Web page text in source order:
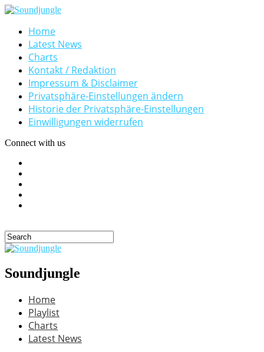
Home
Latest News
Charts
Kontakt / Redaktion
Impressum & Disclaimer
Privatsphäre-Einstellungen ändern
Historie der Privatsphäre-Einstellungen
Einwilligungen widerrufen
Connect with us
Soundjungle
Home
Playlist
Charts
Latest News